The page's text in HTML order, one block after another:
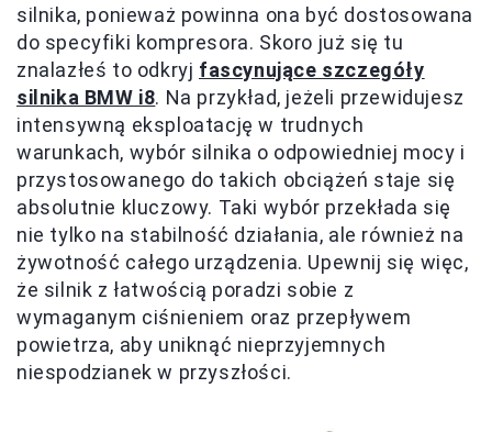
silnika, ponieważ powinna ona być dostosowana
do specyfiki kompresora. Skoro już się tu
znalazłeś to odkryj fascynujące szczegóły
silnika BMW i8. Na przykład, jeżeli przewidujesz
intensywną eksploatację w trudnych
warunkach, wybór silnika o odpowiedniej mocy i
przystosowanego do takich obciążeń staje się
absolutnie kluczowy. Taki wybór przekłada się
nie tylko na stabilność działania, ale również na
żywotność całego urządzenia. Upewnij się więc,
że silnik z łatwością poradzi sobie z
wymaganym ciśnieniem oraz przepływem
powietrza, aby uniknąć nieprzyjemnych
niespodzianek w przyszłości.